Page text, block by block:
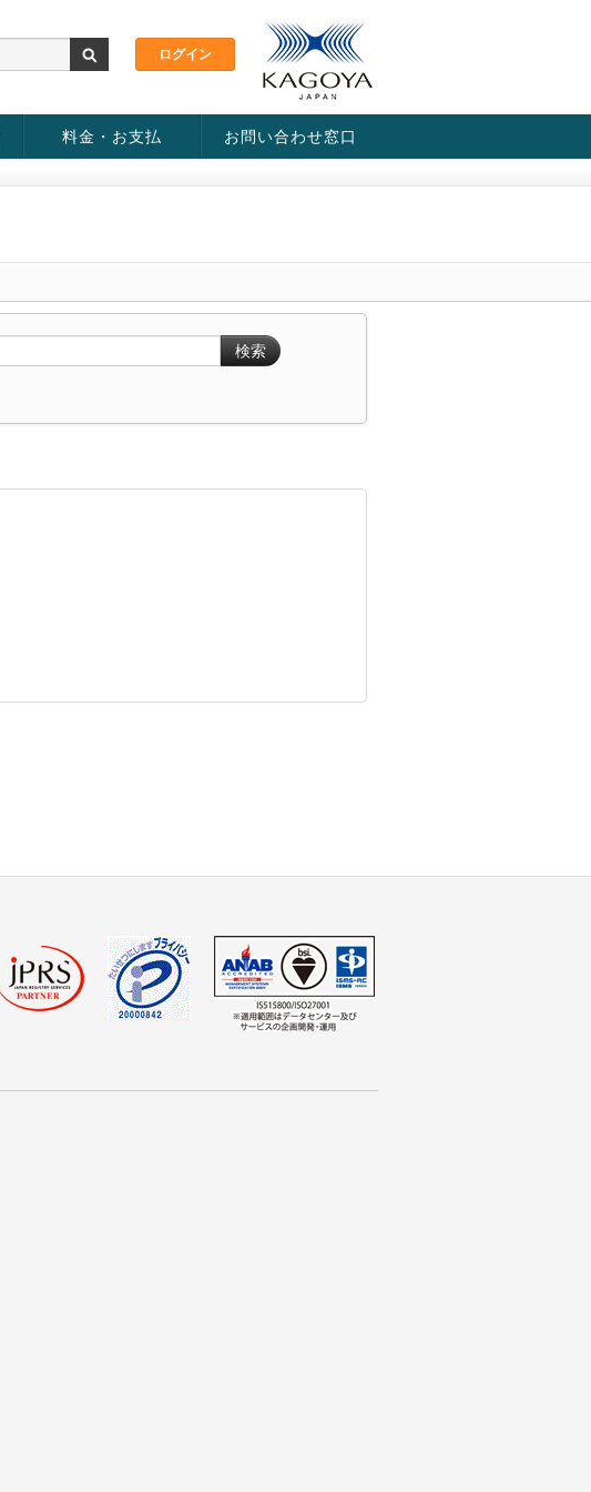
料金・お支払 お問い合わせ窓口
検索